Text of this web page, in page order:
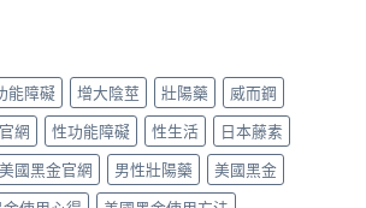
能障礙 增大陰莖 壯陽藥
威而鋼
網 性功能障礙 性生活
日本藤素
國黑金官網 男性壯陽藥
美國黑金